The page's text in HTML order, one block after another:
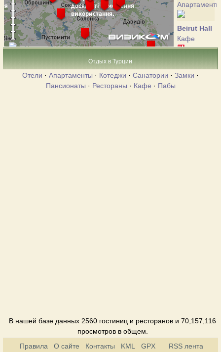
Апартаменты
Beirut Hall
Кафе
Ресторан
Отель
Home
Отдых в Турции
Отели · Апартаменты · Котеджи · Санатории · Замки ·
Пансионаты · Рестораны · Кафе · Пабы
В нашей базе данных 2560 гостиниц и ресторанов и 70,157,116
просмотров в общем.
Правила
О сайте Контакты KML GPX RSS лента